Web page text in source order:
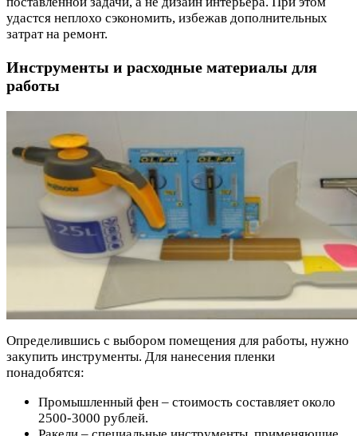
удастся неплохо сэкономить, избежав дополнительных
затрат на ремонт.
Инструменты и расходные материалы для
работы
Определившись с выбором помещения для работы, нужно
закупить инструменты. Для нанесения пленки
понадобятся:
Промышленный фен – стоимость составляет около
2500-3000 рублей.